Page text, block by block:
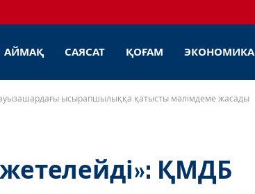
АЙМАҚ САЯСАТ ҚОҒАМ ЭКОНОМИКА
ауызашардағы ысырапшылыққа қатысты мәлімдеме жасады
ҚМДБ